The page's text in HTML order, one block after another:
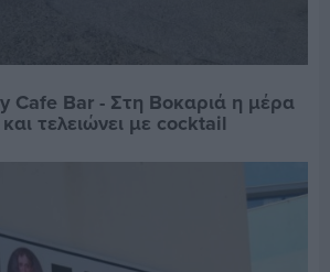
Cafe Bar - Στη Βοκαριά η μέρα
τελειώνει με cocktail